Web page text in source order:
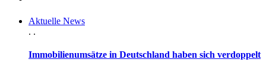
Aktuelle News
. .
Immobilienumsätze in Deutschland haben sich verdoppelt